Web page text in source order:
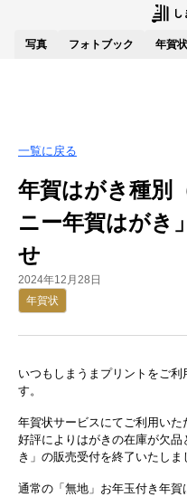
写真 フォトブック 年賀
一覧に戻る
年賀はがき種別
ニー年賀はがき
せ
2024年12月28日
年賀状
いつもしまうまプリントをご
す。
年賀状サービスにてご利用いた
好評によりはがきの在庫が欠
き」の販売受付を終了いたしま
通常の「無地」お年玉付き年